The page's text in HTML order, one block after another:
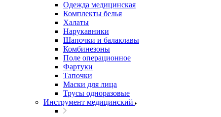
Одежда медицинская
Комплекты белья
Халаты
Нарукавники
Шапочки и балаклавы
Комбинезоны
Поле операционное
Фартуки
Тапочки
Маски для лица
Трусы одноразовые
Инструмент медицинский